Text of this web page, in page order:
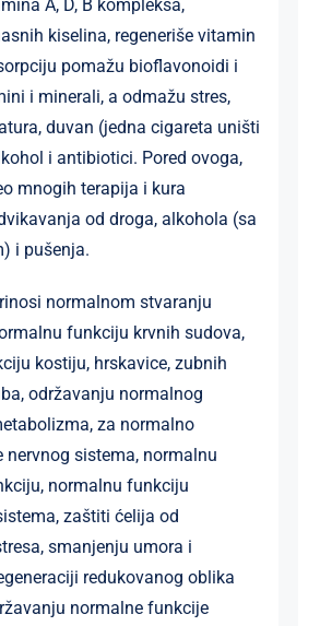
A, D, B kompleksa,
kiselina, regeneriše vitamin
pomažu bioflavonoidi i
i minerali, a odmažu stres,
duvan (jedna cigareta uništi
i antibiotici. Pored ovoga,
mnogih terapija i kura
od droga, alkohola (sa
i pušenja.
normalnom stvaranju
funkciju krvnih sudova,
kostiju, hrskavice, zubnih
održavanju normalnog
za normalno
sistema, normalnu
normalnu funkciju
zaštiti ćelija od
smanjenju umora i
redukovanog oblika
normalne funkcije